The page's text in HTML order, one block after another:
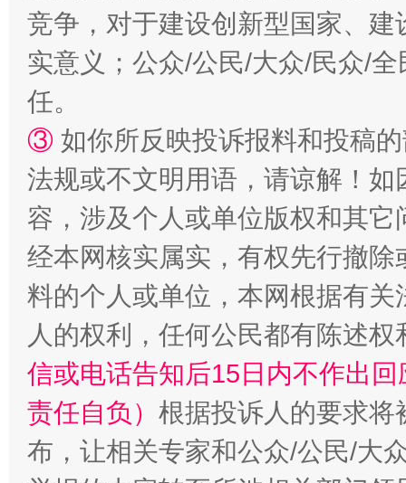
扯下公款旅游的“隐身衣” 如何以
“蜀中异人”王建安的艺术幻境
竞争，对于建设创新型国家、
实意义；公众/公民/大众/民众/
任。
③ 如你所反映投诉报料和投稿
法规或不文明用语，请谅解！
容，涉及个人或单位版权和其它
经本网核实属实，有权先行撤
料的个人或单位，本网根据有
人的权利，任何公民都有陈述
信或电话告知后15日内不作出
责任自负） 根据投诉人的要求将
布，让相关专家和公众/公民/大